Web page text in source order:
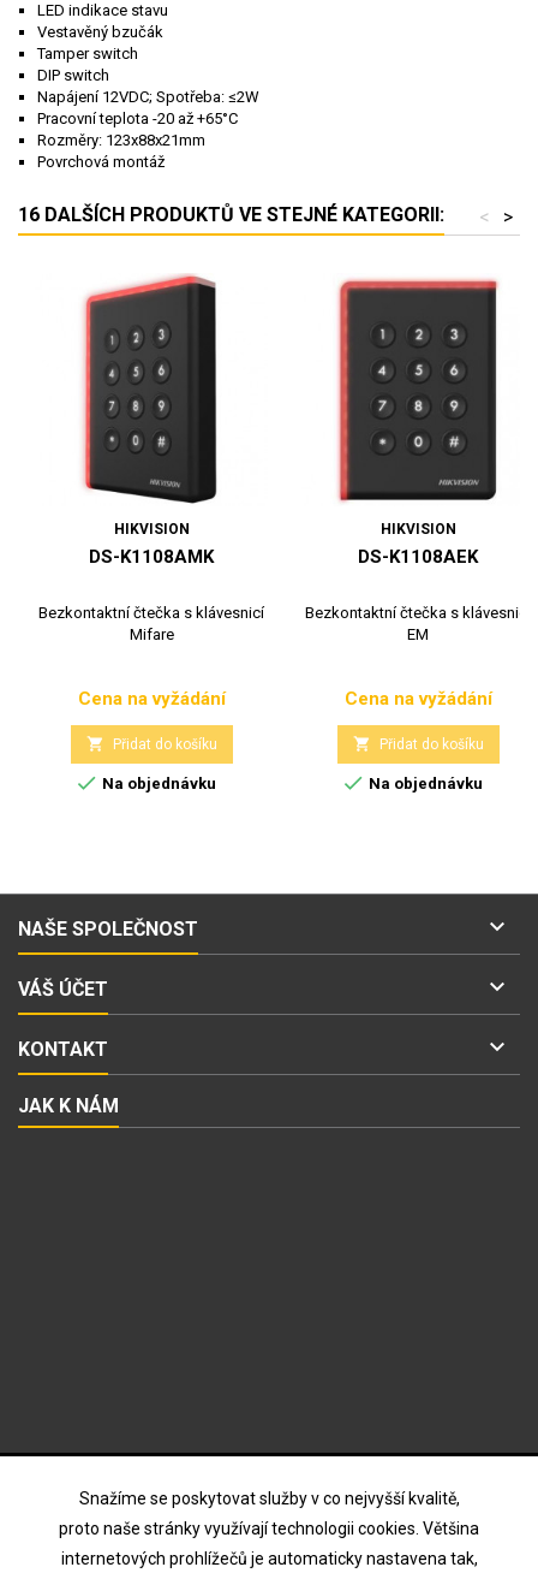
Snažíme se poskytovat služby v co nejvyšší kvalitě,
proto naše stránky využívají technologii cookies. Většina
internetových prohlížečů je automaticky nastavena tak,
LED indikace stavu
Vestavěný bzučák
Tamper switch
DIP switch
Napájení 12VDC; Spotřeba: ≤2W
Pracovní teplota -20 až +65°C
Rozměry: 123x88x21mm
Povrchová montáž
16 DALŠÍCH PRODUKTŮ VE STEJNÉ KATEGORII: >
<
HIKVISION
DS-K1108AMK
Bezkontaktní čtečka s klávesnicí
Mifare
Cena
Cena na vyžádání
 Přidat do košíku
 Na objednávku
HIKVISION
DS-K1108AEK
Bezkontaktní čtečka s klávesnicí
EM
Cena
Cena na vyžádání
 Přidat do košíku
 Na objednávku
NAŠE SPOLEČNOST 
VÁŠ ÚČET 
KONTAKT 
JAK K NÁM